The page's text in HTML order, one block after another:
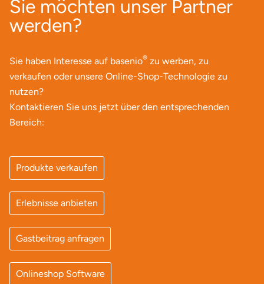
Sie möchten unser Partner
werden?
Sie haben Interesse auf basenio® zu werben, zu
verkaufen oder unsere Online-Shop-Technologie zu
nutzen?
Kontaktieren Sie uns jetzt über den entsprechenden
Bereich:
Produkte verkaufen
Erlebnisse anbieten
Gastbeitrag anfragen
Onlineshop Software